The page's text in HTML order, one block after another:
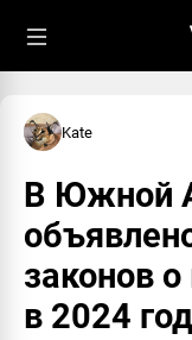
Kate
В Южной
законов о
в 2024